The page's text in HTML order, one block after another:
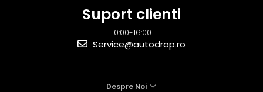
Suport clienti
10:00-16:00
Service@autodrop.ro
Despre Noi